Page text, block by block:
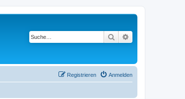
Suche
Anmelden
Registrieren